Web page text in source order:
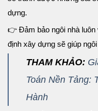
dựng.
👉 Đảm bảo ngôi nhà
định xây dựng sẽ giúp
THAM KHẢO:
Toán Nền Tảng:
Hành